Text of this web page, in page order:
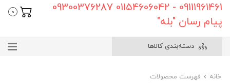
09111961461 - 01154606042 09300376287
پیام رسان "بله"
0
دسته‌بندی کالاها
خانه
فهرست محصولات